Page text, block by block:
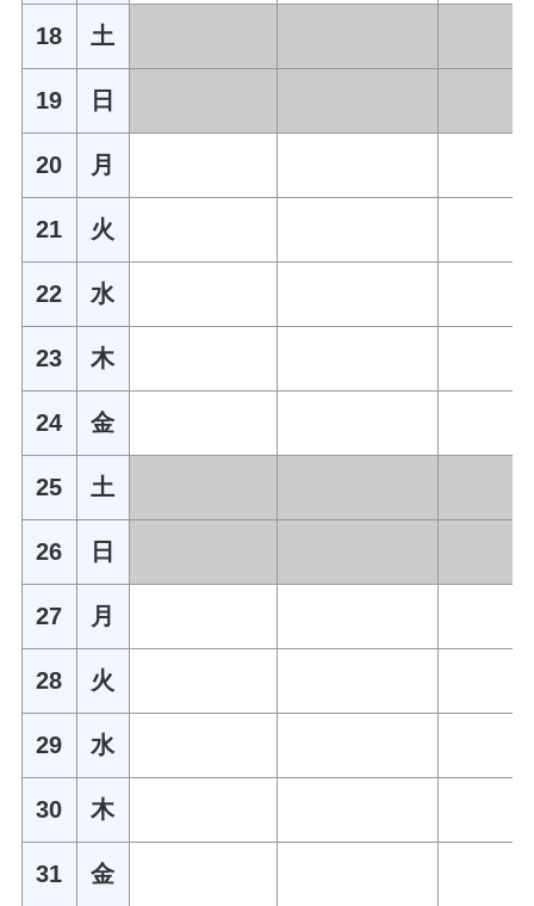
18 土
19 日
20 月
21 火
22 水
23 木
24 金
25 土
26 日
27 月
28 火
29 水
30 木
31 金